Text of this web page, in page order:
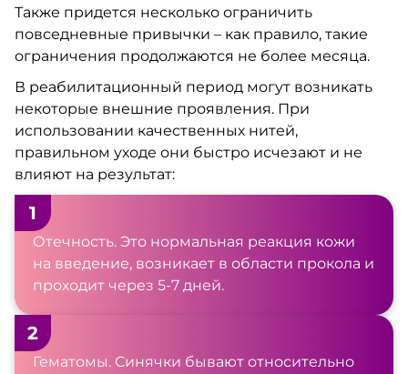
Также придется несколько ограничить
повседневные привычки – как правило, такие
ограничения продолжаются не более месяца.
В реабилитационный период могут возникать
некоторые внешние проявления. При
использовании качественных нитей,
правильном уходе они быстро исчезают и не
влияют на результат:
1
Отечность. Это нормальная реакция кожи
на введение, возникает в области прокола и
проходит через 5-7 дней.
2
Гематомы. Синячки бывают относительно